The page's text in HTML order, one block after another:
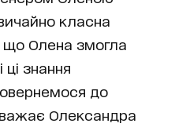
класна
що Олена змогла
знання
до
Олександра